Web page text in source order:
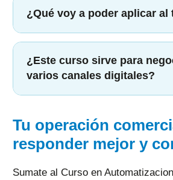
¿Qué voy a poder aplicar al
¿Este curso sirve para
varios canales digitales?
Tu operación
responder mejor y
Sumate al Curso en